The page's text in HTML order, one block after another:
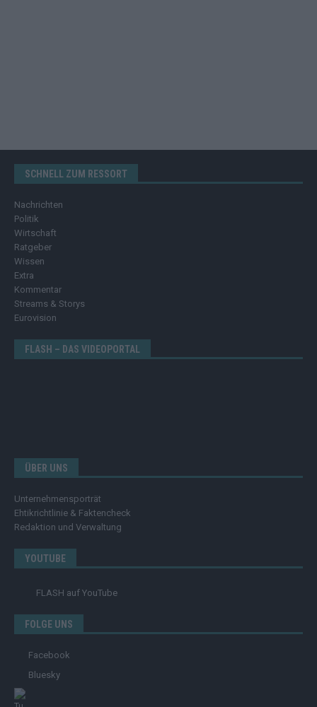
SCHNELL ZUM RESSORT
Nachrichten
Politik
Wirtschaft
Ratgeber
Wissen
Extra
Kommentar
Streams & Storys
Eurovision
FLASH – DAS VIDEOPORTAL
ÜBER UNS
Unternehmensporträt
Ehtikrichtlinie & Faktencheck
Redaktion und Verwaltung
YOUTUBE
FLASH auf YouTube
FOLGE UNS
Facebook
Bluesky